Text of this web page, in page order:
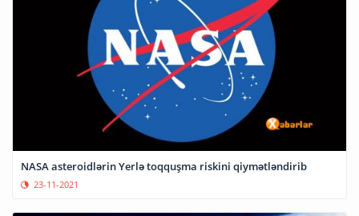
NASA asteroidlərin Yerlə toqquşma riskini qiymətləndirib
23-11-2021